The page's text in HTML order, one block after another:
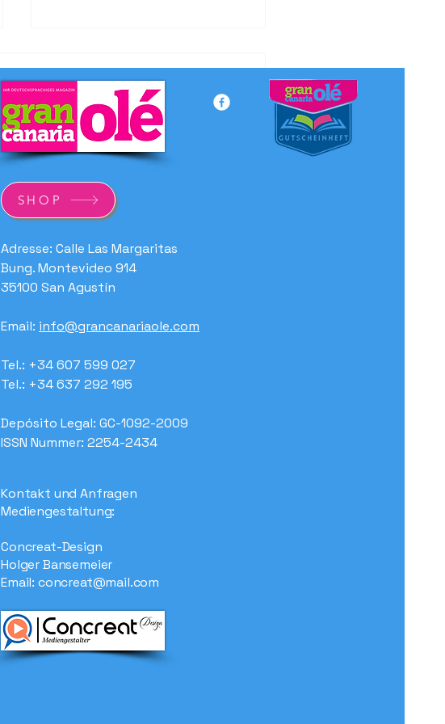
Beschwörung des
Regengottes
SHOP
Adresse: Calle Las Margaritas
Bung. Montevideo 914
35100 San Agustín
Email: info@grancanariaole.com
Tel.: +34 607 599 027
Tel.: +34 637 292 195
Depósito Legal: GC-1092-2009
ISSN Nummer: 2254-2434
Kontakt und Anfragen
Mediengestaltung:
Concreat-Design
Holger Bansemeier
Email: concreat@mail.com